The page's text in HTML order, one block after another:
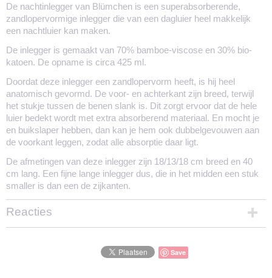
De nachtinlegger van Blümchen is een superabsorberende,
zandlopervormige inlegger die van een dagluier heel makkelijk
een nachtluier kan maken.
De inlegger is gemaakt van 70% bamboe-viscose en 30% bio-
katoen. De opname is circa 425 ml.
Doordat deze inlegger een zandlopervorm heeft, is hij heel
anatomisch gevormd. De voor- en achterkant zijn breed, terwijl
het stukje tussen de benen slank is. Dit zorgt ervoor dat de hele
luier bedekt wordt met extra absorberend materiaal. En mocht je
en buikslaper hebben, dan kan je hem ook dubbelgevouwen aan
de voorkant leggen, zodat alle absorptie daar ligt.
De afmetingen van deze inlegger zijn 18/13/18 cm breed en 40
cm lang. Een fijne lange inlegger dus, die in het midden een stuk
smaller is dan een de zijkanten.
Reacties
Save